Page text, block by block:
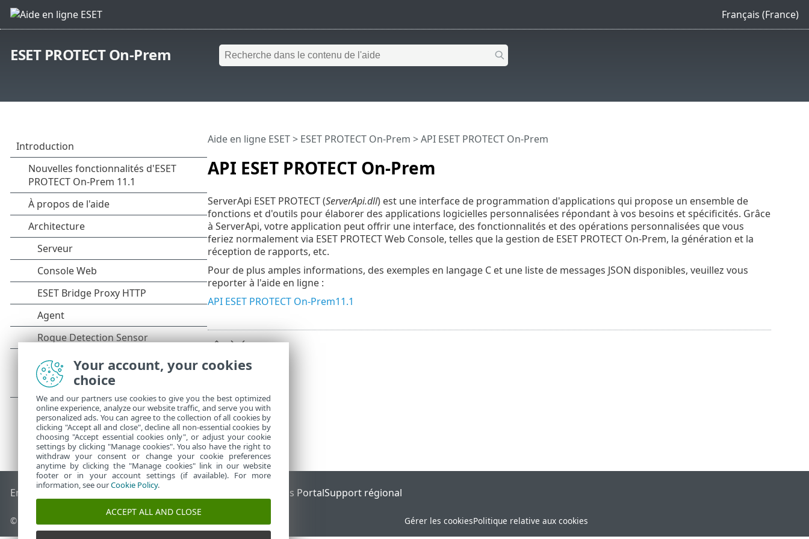
Français (France)
ESET PROTECT On-Prem
API ESET PROTECT On-Prem
Aide en ligne ESET> ESET PROTECT On-Prem >API ESET PROTECT On-Prem
ServerApi ESET PROTECT (ServerApi.dll) est une interface de programmation d'applications qui propose un ensemble de
fonctions et d'outils pour élaborer des applications logicielles personnalisées répondant à vos besoins et spécificités. Grâce
à ServerApi, votre application peut offrir une interface, des fonctionnalités et des opérations personnalisées que vous
feriez normalement via ESET PROTECT Web Console, telles que la gestion de ESET PROTECT On-Prem, la génération et la
réception de rapports, etc.
Pour de plus amples informations, des exemples en langage C et une liste de messages JSON disponibles, veuillez vous
reporter à l'aide en ligne :
API ESET PROTECT On-Prem11.1
End of Life Base de connaissances ESET ESET Status PortalSupport régional
© 1992 - 2026 ESET, spol. s r.o. - Tous droits réservés. Gérer les cookiesPolitique relative aux cookies
Your account, your cookies
choice
We and our partners use cookies to give you the best optimized
online experience, analyze our website traffic, and serve you with
personalized ads. You can agree to the collection of all cookies by
clicking "Accept all and close", decline all non-essential cookies by
choosing "Accept essential cookies only", or adjust your cookie
settings by clicking "Manage cookies". You also have the right to
withdraw your consent or change your cookie preferences
anytime by clicking the "Manage cookies" link in our website
footer or in your account settings (if available). For more
information, see ourCookie Policy.
ACCEPT ALL AND CLOSE